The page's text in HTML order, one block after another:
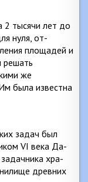
2 тысячи лет до
нуля, от­
площадей и
решать
же
была известна
задач был
VI века Да­
хра­
древних